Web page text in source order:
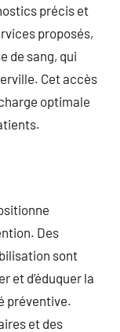
précis et
proposés,
de sang, qui
Cet accès
optimale
Des
sont
et d’éduquer la
préventive.
et des